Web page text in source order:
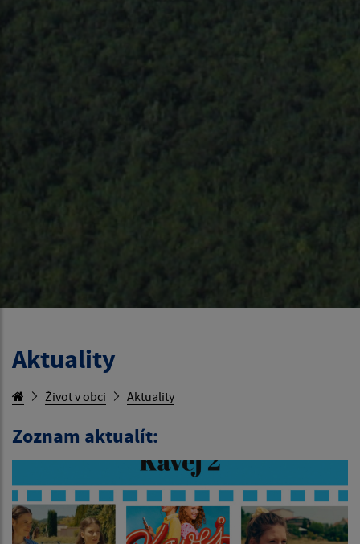
Aktuality
Život v obci Aktuality
Zoznam aktualít: